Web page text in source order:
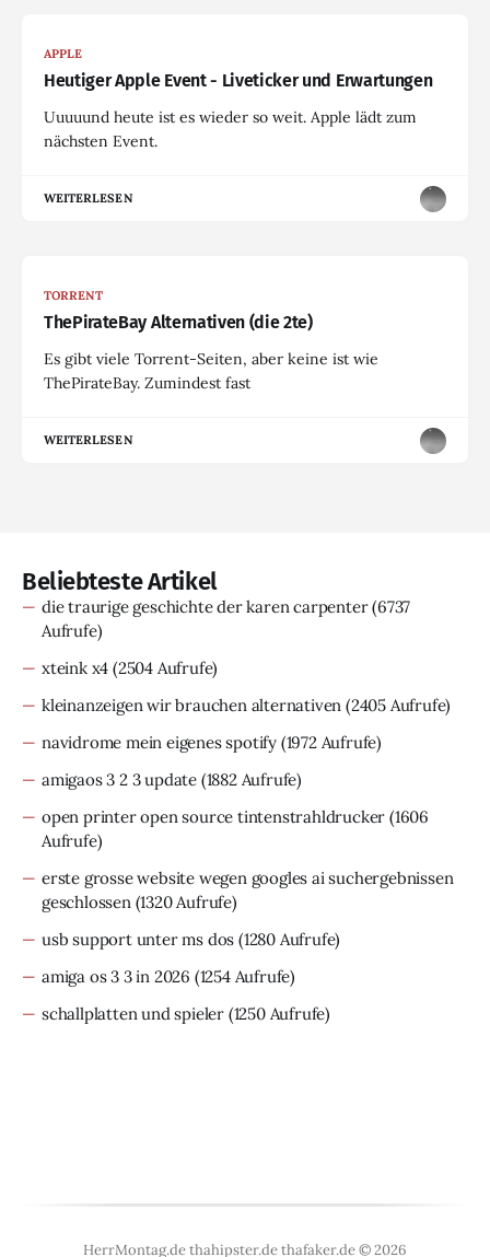
APPLE
Heutiger Apple Event - Liveticker und Erwartungen
Uuuuund heute ist es wieder so weit. Apple lädt zum
nächsten Event.
WEITERLESEN
TORRENT
ThePirateBay Alternativen (die 2te)
Es gibt viele Torrent-Seiten, aber keine ist wie
ThePirateBay. Zumindest fast
WEITERLESEN
Beliebteste Artikel
die traurige geschichte der karen carpenter(6737
Aufrufe)
xteink x4 (2504 Aufrufe)
kleinanzeigen wir brauchen alternativen (2405 Aufrufe)
navidrome mein eigenes spotify (1972 Aufrufe)
amigaos 3 2 3 update (1882 Aufrufe)
open printer open source tintenstrahldrucker (1606
Aufrufe)
erste grosse website wegen googles ai suchergebnissen
geschlossen(1320 Aufrufe)
usb support unter ms dos (1280 Aufrufe)
amiga os 3 3 in 2026 (1254 Aufrufe)
schallplatten und spieler (1250 Aufrufe)
HerrMontag.de thahipster.de thafaker.de © 2026